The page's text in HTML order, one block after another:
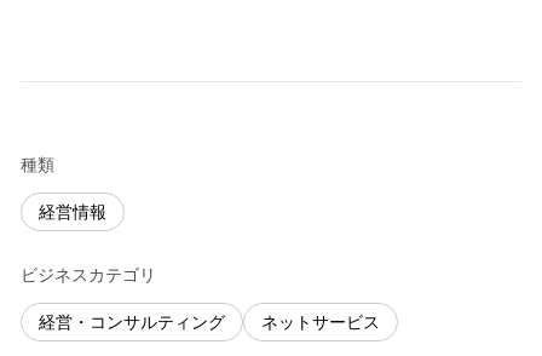
種類
経営情報
ビジネスカテゴリ
経営・コンサルティング ネットサービス